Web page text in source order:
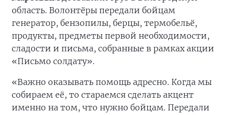
область. Волонтёры передали бойцам
генератор, бензопилы, берцы, термобельё,
продукты, предметы первой необходимости,
сладости и письма, собранные в рамках акции
«Письмо солдату».
«Важно оказывать помощь адресно. Когда мы
собираем её, то стараемся сделать акцент
именно на том, что нужно бойцам. Передали